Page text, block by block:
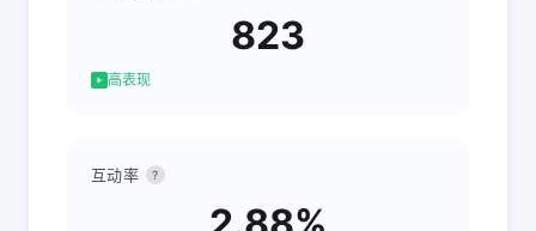
823
高表现
互动率 ?